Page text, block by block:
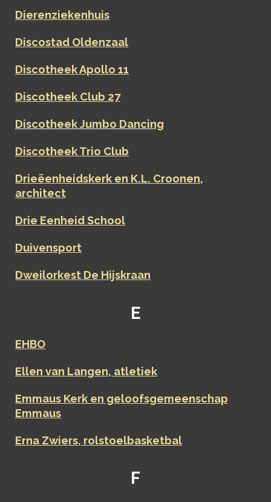
Dierenziekenhuis
Discostad Oldenzaal
Discotheek Apollo 11
Discotheek Club 27
Discotheek Jumbo Dancing
Discotheek Trio Club
Drieëenheidskerk en K.L. Croonen,
architect
Drie Eenheid School
Duivensport
Dweilorkest De Hijskraan
E
EHBO
Ellen van Langen, atletiek
Emmaus Kerk en geloofsgemeenschap
Emmaus
Erna Zwiers, rolstoelbasketbal
F